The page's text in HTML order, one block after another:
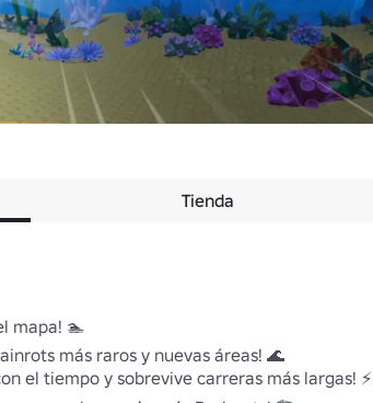
Tienda
mapa! 🏊
más raros y nuevas áreas! 🌊
el tiempo y sobrevive carreras más largas! ⚡